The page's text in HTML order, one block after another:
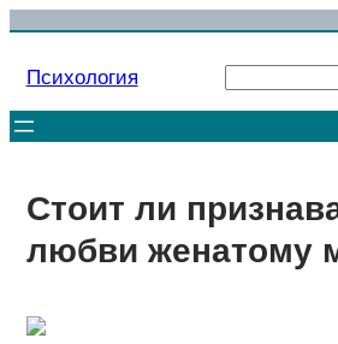
Перейти
Психология
Стоит ли
любви женатому